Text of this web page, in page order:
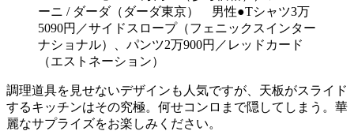
ーニ / ダーダ（ダーダ東京） 男性●Tシャツ3万
5090円／サイドスロープ（フェニックスインター
ナショナル）、パンツ2万900円／レッドカード
（エストネーション）
調理道具を見せないデザインも人気ですが、天板がスライド
するキッチンはその究極。何せコンロまで隠してしまう。華
麗なサプライズをお楽しみください。